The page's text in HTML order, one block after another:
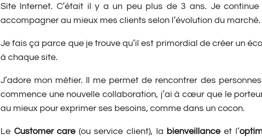
Site Internet. C’était il y a un peu plus de 3 ans. Je
accompagner au mieux mes clients selon l’évolution du marché.
Je fais ça parce que je trouve qu’il est primordial de créer un
à chaque site.
J’adore mon métier. Il me permet de rencontrer des
commence une nouvelle collaboration, j’ai à cœur que le
au mieux pour exprimer ses besoins, comme dans un cocon.
Le Customer care (ou service client), la bienveillanceet l’